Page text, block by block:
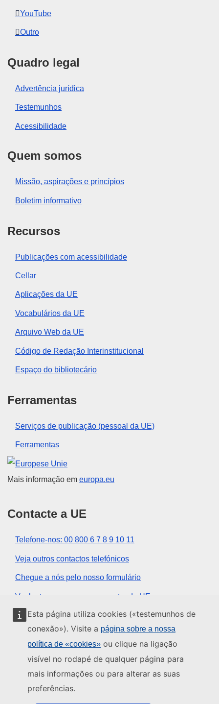
Esta página utiliza cookies («testemunhos de
conexão»). Visite a página sobre a nossa
política de «cookies» ou clique na ligação
visível no rodapé de qualquer página para
mais informações ou para alterar as suas
preferências.
YouTube
Outro
Quadro legal
Advertência jurídica
Testemunhos
Acessibilidade
Quem somos
Missão, aspirações e princípios
Boletim informativo
Recursos
Publicações com acessibilidade
Cellar
Aplicações da UE
Vocabulários da UE
Arquivo Web da UE
Código de Redação Interinstitucional
Espaço do bibliotecário
Ferramentas
Serviços de publicação (pessoal da UE)
Ferramentas
União Europeia
Mais informação em europa.eu
Contacte a UE
Telefone-nos: 00 800 6 7 8 9 10 11
Veja outros contactos telefónicos
Chegue a nós pelo nosso formulário
Venha ter connosco a um centro da UE
Redes sociais
Instituições e organismos da UE